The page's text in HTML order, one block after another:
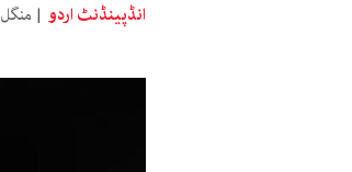
انڈپینڈنٹ اردو منگل 12 مارچ 2019 17:00